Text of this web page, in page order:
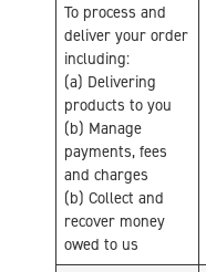
To process and
deliver your order
including:
(a) Delivering
products to you
(b) Manage
payments, fees
and charges
(b) Collect and
recover money
owed to us